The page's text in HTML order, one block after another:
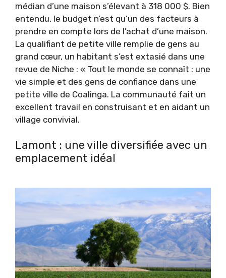
médian d’une maison s’élevant à 318 000 $. Bien
entendu, le budget n’est qu’un des facteurs à
prendre en compte lors de l’achat d’une maison.
La qualifiant de petite ville remplie de gens au
grand cœur, un habitant s’est extasié dans une
revue de Niche : « Tout le monde se connaît : une
vie simple et des gens de confiance dans une
petite ville de Coalinga. La communauté fait un
excellent travail en construisant et en aidant un
village convivial.
Lamont : une ville diversifiée avec un
emplacement idéal